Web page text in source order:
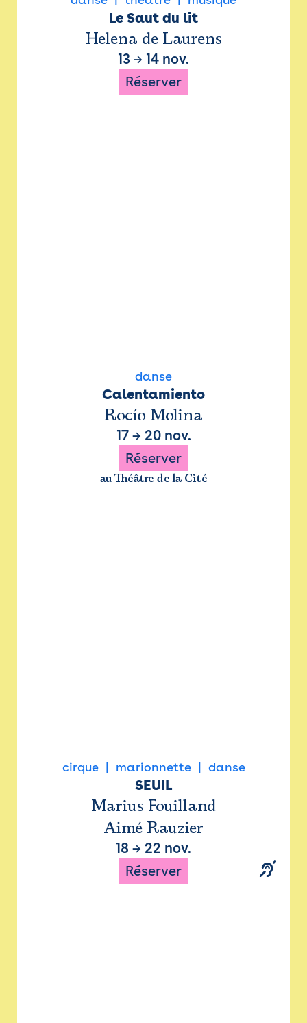
Le Saut du lit
Helena de Laurens
13 → 14 nov.
Réserver
danse
Calentamiento
Rocío Molina
17→ 20 nov.
Réserver
au Théâtre de la Cité
cirque marionnette danse
SEUIL
Marius Fouilland
Aimé Rauzier
18 → 22 nov.
Réserver